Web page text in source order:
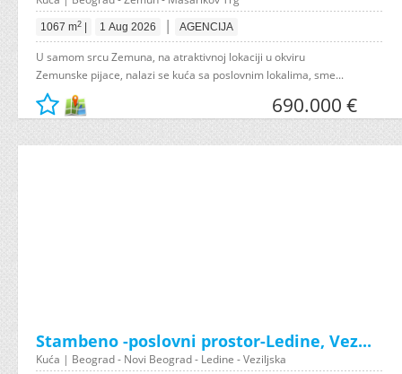
1067 m2 1 Aug 2026 | AGENCIJA
U samom srcu Zemuna, na atraktivnoj lokaciji u okviru
Zemunske pijace, nalazi se kuća sa poslovnim lokalima, sme...
690.000 €
Stambeno -poslovni prostor-Ledine, Vez...
Kuća | Beograd - Novi Beograd - Ledine - Veziljska